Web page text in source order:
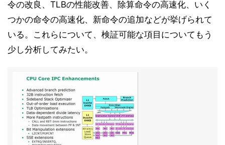
令の改良、TLBの性能改善、除算命令の高速化、いく
つかの命令の高速化、新命令の追加などが挙げられて
いる。これらについて、検証可能な項目についてもう
少し分析してみたい。